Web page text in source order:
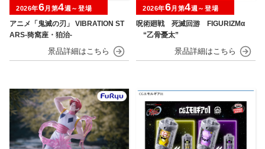
アニメ「鬼滅の刃」 VIBRATION ST
ARS-猗窩座・狛治-
2026年6月第4週～登場
呪術廻戦 死滅回游 FIGURIZMα
“乙骨憂太”
2026年6月第4週～登場